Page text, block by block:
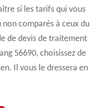
si les tarifs qui vous
comparés à ceux du
de devis de traitement
56690, choisissez de
Il vous le dressera en